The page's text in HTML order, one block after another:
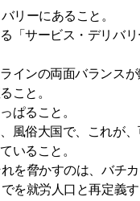
リーにあること。
「サービス・デリバ
インの両面バランス
こと。
ぱること。
風俗大国で、これが
いること。
を脅かすのは、バチ
を就労人口と再定義